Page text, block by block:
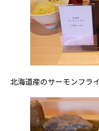
北海道産のサーモンフラ